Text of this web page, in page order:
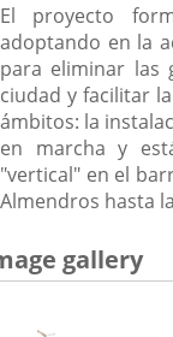
El proyecto
adoptando en la
para eliminar las
ciudad y facilitar
ámbitos: la
en marcha y
"vertical" en el
Almendros hasta
gallery